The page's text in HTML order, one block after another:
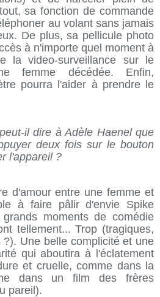
sa fonction de commande
au volant sans jamais
De plus, sa pellicule photo
à n'importe quel moment à
la video-surveillance sur le
femme décédée. Enfin,
pourra l'aider à prendre le
il dire à Adèle Haenel que
deux fois sur le bouton
l'appareil ?
d'amour entre une femme et
à faire pâlir d'envie Spike
moments de comédie
tellement... Trop (tragiques,
Une belle complicité et une
qui aboutira à l'éclatement
et cruelle, comme dans la
dans un film des frères
pareil).